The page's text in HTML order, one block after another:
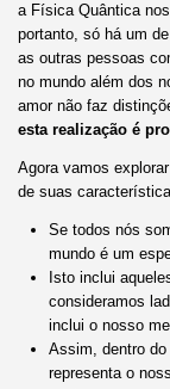
a Física Quântica
portanto, só há um
as outras pessoas
no mundo além dos
amor não faz
esta realização é
Agora vamos
de suas
Se todos nós
mundo é um
Isto inclui
consideramos
inclui o nosso
Assim, dentro
representa o